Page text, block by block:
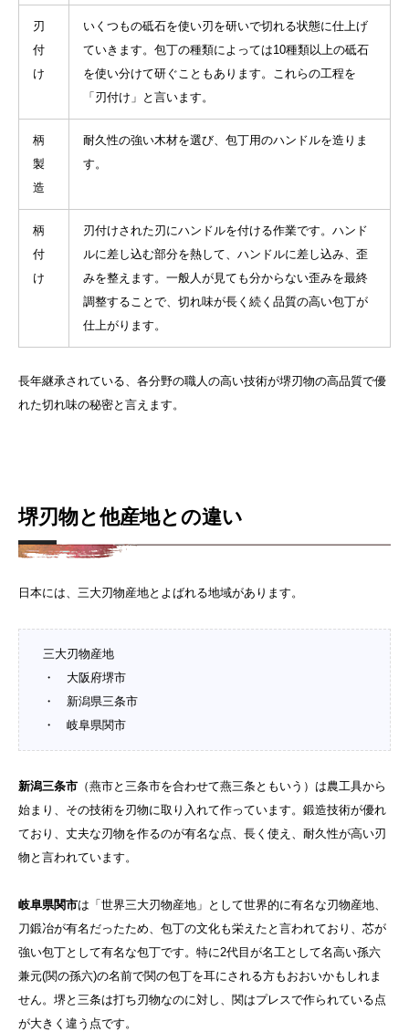
刃
付
け
いくつもの砥石を使い刃を研いで切れる状態に仕上げ
ていきます。包丁の種類によっては10種類以上の砥石
を使い分けて研ぐこともあります。これらの工程を
「刃付け」と言います。
柄
製
造
耐久性の強い木材を選び、包丁用のハンドルを造りま
す。
柄
付
け
刃付けされた刃にハンドルを付ける作業です。ハンド
ルに差し込む部分を熱して、ハンドルに差し込み、歪
みを整えます。一般人が見ても分からない歪みを最終
調整することで、切れ味が長く続く品質の高い包丁が
仕上がります。
長年継承されている、各分野の職人の高い技術が堺刃物の高品質で優
れた切れ味の秘密と言えます。
堺刃物と他産地との違い
日本には、三大刃物産地とよばれる地域があります。
三大刃物産地
・ 大阪府堺市
・ 新潟県三条市
・ 岐阜県関市
新潟三条市 （燕市と三条市を合わせて燕三条ともいう）は農工具から
始まり、その技術を刃物に取り入れて作っています。鍛造技術が優れ
ており、丈夫な刃物を作るのが有名な点、長く使え、耐久性が高い刃
物と言われています。
岐阜県関市は「世界三大刃物産地」として世界的に有名な刃物産地、
刀鍛冶が有名だったため、包丁の文化も栄えたと言われており、芯が
強い包丁として有名な包丁です。特に2代目が名工として名高い孫六
兼元(関の孫六)の名前で関の包丁を耳にされる方もおおいかもしれま
せん。堺と三条は打ち刃物なのに対し、関はプレスで作られている点
が大きく違う点です。